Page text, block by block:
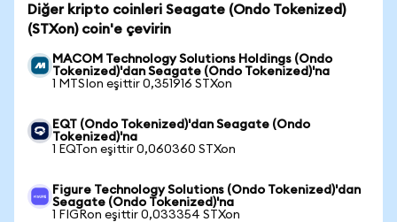
Diğer kripto coinleri Seagate (Ondo Tokenized)
(STXon) coin'e çevirin
MACOM Technology Solutions Holdings (Ondo
Tokenized)'dan Seagate (Ondo Tokenized)'na
1 MTSIon eşittir 0,351916 STXon
EQT (Ondo Tokenized)'dan Seagate (Ondo
Tokenized)'na
1 EQTon eşittir 0,060360 STXon
Figure Technology Solutions (Ondo Tokenized)'dan
Seagate (Ondo Tokenized)'na
1 FIGRon eşittir 0,033354 STXon